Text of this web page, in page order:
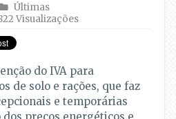
Últimas
Visualizações
do IVA para
de solo e rações, que faz
e temporárias
preços energéticos e